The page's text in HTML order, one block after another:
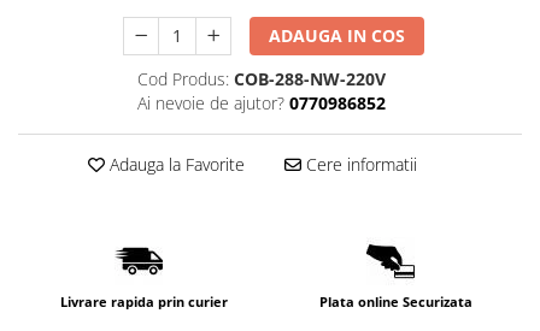
Corpuri de Iluminat Industriale LED
Corpuri EXIT
Corpuri Industriale LED
Panouri LED
sina 220V
ADAUGA IN COS
Cod Produs: COB-288-NW-220V
Ai nevoie de ajutor? 0770986852
Adauga la Favorite Cere informatii
Livrare rapida prin curier Plata online Securizata